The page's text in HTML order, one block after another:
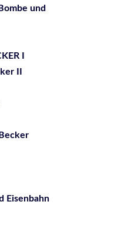
und
I
II
Eisenbahn